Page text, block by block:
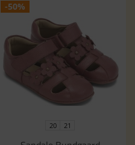
-50%
20 21